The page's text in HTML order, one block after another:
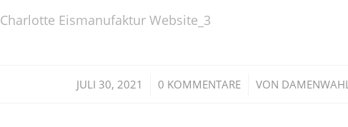
Charlotte Eismanufaktur Website_3
JULI 30, 2021
/ 0 KOMMENTARE
/ VON DAMENWAHL